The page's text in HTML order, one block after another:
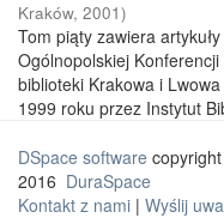
Kraków, 2001)
Tom piąty zawiera
Ogólnopolskiej
biblioteki Krakowa i
1999 roku przez Instytut
DSpace software
2016 DuraSpace
Kontakt z nami | Wyślij